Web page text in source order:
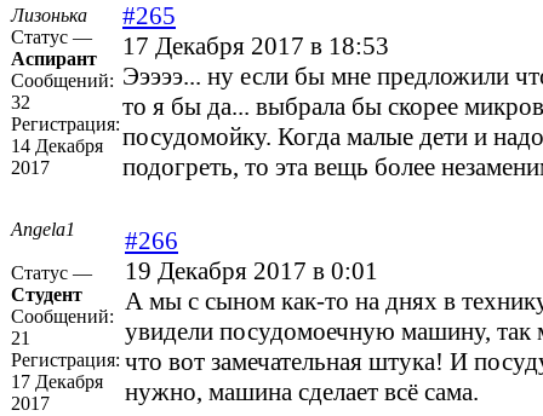
Лизонька
Статус —
Аспирант
Сообщений:
32
Регистрация:
14 Декабря
2017
#265
17 Декабря 2017 в 18:53
Эээээ... ну если бы мне предложили
то я бы да... выбрала бы скорее
посудомойку. Когда малые дети и
подогреть, то эта вещь более
Angela1
Статус —
Студент
Сообщений:
21
Регистрация:
17 Декабря
2017
#266
19 Декабря 2017 в 0:01
А мы с сыном как-то на днях в
увидели посудомоечную машину, так
что вот замечательная штука! И
нужно, машина сделает всё сама.